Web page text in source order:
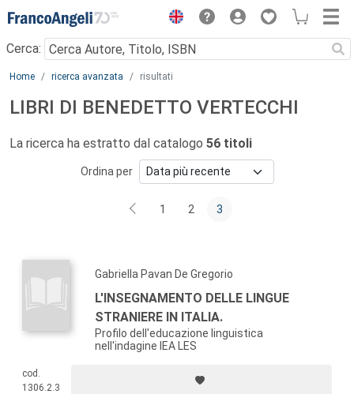
Menu
Cerca:
Main content
Home ricerca avanzata risultati
LIBRI DI BENEDETTO VERTECCHI
La ricerca ha estratto dal catalogo 56 titoli
Ordina per
1 2 3
Gabriella Pavan De Gregorio
L'INSEGNAMENTO DELLE LINGUE
STRANIERE IN ITALIA.
Profilo dell'educazione linguistica
nell'indagine IEA LES
cod.
1306.2.3